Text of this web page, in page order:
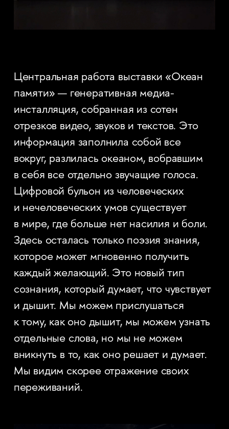
Центральная работа выставки «Океан
памяти» — генеративная медиа-
инсталляция, собранная из сотен
отрезков видео, звуков и текстов. Это
информация заполнила собой все
вокруг, разлилась океаном, вобравшим
в себя все отдельно звучащие голоса.
Цифровой бульон из человеческих
и нечеловеческих умов существует
в мире, где больше нет насилия и боли.
Здесь осталась только поэзия знания,
которое может мгновенно получить
каждый желающий. Это новый тип
сознания, который думает, что чувствует
и дышит. Мы можем прислушаться
к тому, как оно дышит, мы можем узнать
отдельные слова, но мы не можем
вникнуть в то, как оно решает и думает.
Мы видим скорее отражение своих
переживаний.